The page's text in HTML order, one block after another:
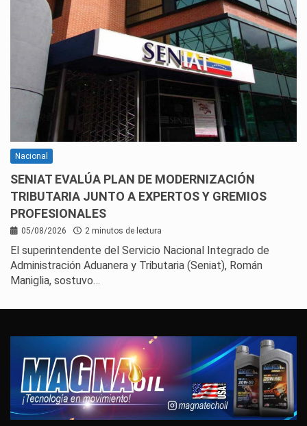
Nacional
SENIAT EVALÚA PLAN DE MODERNIZACIÓN
TRIBUTARIA JUNTO A EXPERTOS Y GREMIOS
PROFESIONALES
05/08/2026 2 minutos de lectura
El superintendente del Servicio Nacional Integrado de
Administración Aduanera y Tributaria (Seniat), Román
Maniglia, sostuvo…